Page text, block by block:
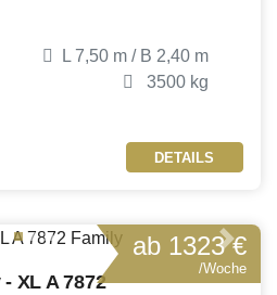
L 7,50 m / B 2,40 m
3500 kg
DETAILS
Next
XL A 7872
ab 1323 €
/Woche